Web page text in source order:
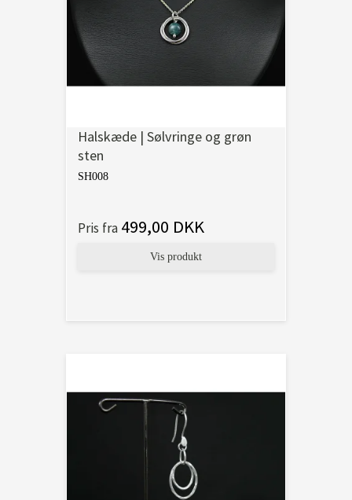
Halskæde | Sølvringe og grøn
sten
SH008
Pris fra 499,00 DKK
Vis produkt